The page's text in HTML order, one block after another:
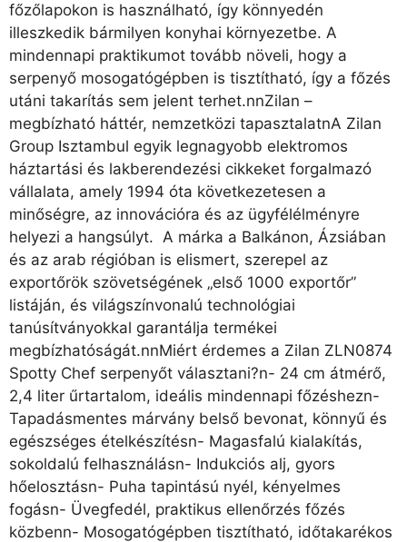
főzőlapokon is használható, így könnyedén
illeszkedik bármilyen konyhai környezetbe. A
mindennapi praktikumot tovább növeli, hogy a
serpenyő mosogatógépben is tisztítható, így a főzés
utáni takarítás sem jelent terhet.nnZilan –
megbízható háttér, nemzetközi tapasztalatnA Zilan
Group Isztambul egyik legnagyobb elektromos
háztartási és lakberendezési cikkeket forgalmazó
vállalata, amely 1994 óta következetesen a
minőségre, az innovációra és az ügyfélélményre
helyezi a hangsúlyt. A márka a Balkánon, Ázsiában
és az arab régióban is elismert, szerepel az
exportőrök szövetségének „első 1000 exportőr”
listáján, és világszínvonalú technológiai
tanúsítványokkal garantálja termékei
megbízhatóságát.nnMiért érdemes a Zilan ZLN0874
Spotty Chef serpenyőt választani?n- 24 cm átmérő,
2,4 liter űrtartalom, ideális mindennapi főzéshezn-
Tapadásmentes márvány belső bevonat, könnyű és
egészséges ételkészítésn- Magasfalú kialakítás,
sokoldalú felhasználásn- Indukciós alj, gyors
hőelosztásn- Puha tapintású nyél, kényelmes
fogásn- Üvegfedél, praktikus ellenőrzés főzés
közbenn- Mosogatógépben tisztítható, időtakarékos